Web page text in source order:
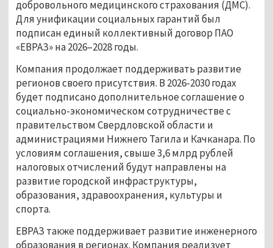
добровольного медицинского страхования (ДМС).
Для унификации социальных гарантий был
подписан единый коллективный договор ПАО
«ЕВРАЗ» на 2026–2028 годы.
Компания продолжает поддерживать развитие
регионов своего присутствия. В 2026-2030 годах
будет подписано дополнительное соглашение о
социально-экономическом сотрудничестве с
правительством Свердловской области и
администрациями Нижнего Тагила и Качканара. По
условиям соглашения, свыше 3,6 млрд рублей
налоговых отчислений будут направлены на
развитие городской инфраструктуры,
образования, здравоохранения, культуры и
спорта.
ЕВРАЗ также поддерживает развитие инженерного
образования в регионах. Компания реализует